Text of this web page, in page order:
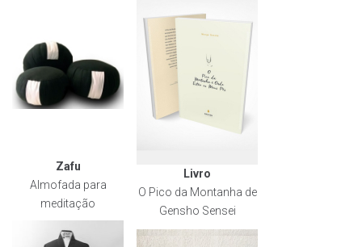
Zafu
Almofada para
meditação
Livro
O Pico da Montanha de
Gensho Sensei